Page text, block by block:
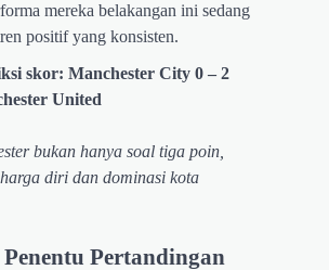
mereka belakangan ini sedang
positif yang konsisten.
skor: Manchester City 0 – 2
United
bukan hanya soal tiga poin,
diri dan dominasi kota
Pertandingan